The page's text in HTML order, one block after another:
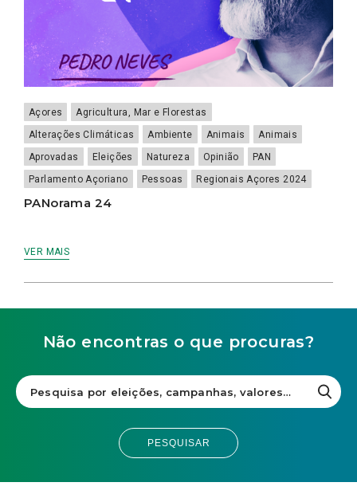
Açores
Agricultura, Mar e Florestas
Alterações Climáticas
Ambiente Animais
Animais
Aprovadas
Eleições Natureza Opinião
PAN
Parlamento Açoriano
Pessoas Regionais Açores 2024
PANorama 24
VER MAIS
Não encontras o que procuras?
PESQUISAR